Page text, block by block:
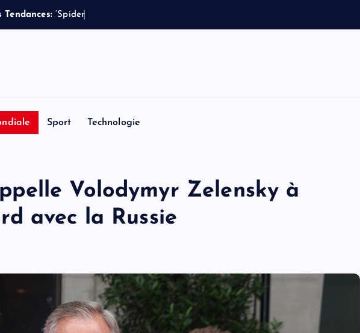
Tendances: ‘Spider
Sport Technologie
Volodymyr Zelensky à
avec la Russie